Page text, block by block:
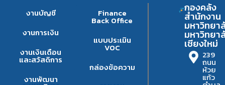
งานบัญชี
งานการเงิน
งานเงินเดือน
และสวัสดิการ
งานพัฒนา
Finance
Back Office
แบบประเมิน
VOC
กล่องข้อความ
กองคลัง
สำนักงาน
มหาวิทยา
มหาวิทยา
เชียงใหม่
239
ถนน
ห้วย
แก้ว